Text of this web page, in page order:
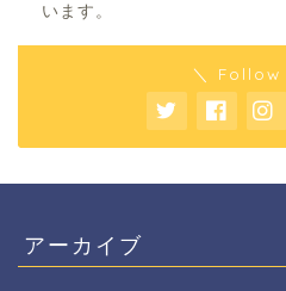
います。
＼ Follow
アーカイブ